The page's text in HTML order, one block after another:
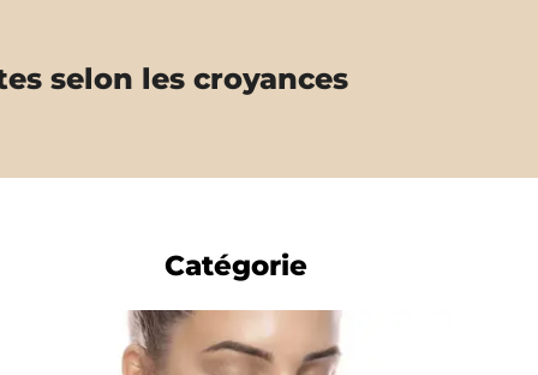
selon les croyances
Catégorie